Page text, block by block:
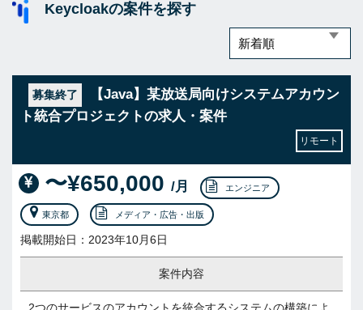
Keycloakの案件を探す
募集終了
【Java】某放送局向けシステムアカウン
ト統合プロジェクトの求人・案件
リモート
〜¥650,000 /月 エンジニア
東京都 メディア・広告・出版
掲載開始日：2023年10月6日
案件内容